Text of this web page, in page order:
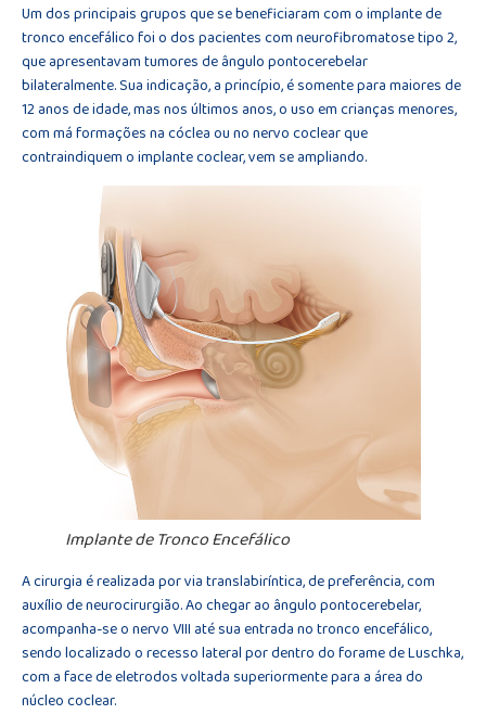
Um dos principais grupos que se beneficiaram com o implante de
tronco encefálico foi o dos pacientes com neurofibromatose tipo 2,
que apresentavam tumores de ângulo pontocerebelar
bilateralmente. Sua indicação, a princípio, é somente para maiores de
12 anos de idade, mas nos últimos anos, o uso em crianças menores,
com má formações na cóclea ou no nervo coclear que
contraindiquem o implante coclear, vem se ampliando.
Implante de Tronco Encefálico
A cirurgia é realizada por via translabiríntica, de preferência, com
auxílio de neurocirurgião. Ao chegar ao ângulo pontocerebelar,
acompanha-se o nervo VIII até sua entrada no tronco encefálico,
sendo localizado o recesso lateral por dentro do forame de Luschka,
com a face de eletrodos voltada superiormente para a área do
núcleo coclear.